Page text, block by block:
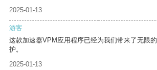
2025-01-13
游客
这款加速器VPM应用程序已经为我们带来了无限
护。
2025-01-13